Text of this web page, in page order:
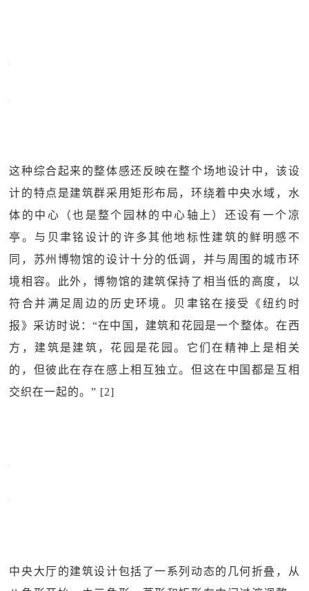
这种综合起来的整体感还反映在整个场地设计中，该设
计的特点是建筑群采用矩形布局，环绕着中央水域，水
体的中心（也是整个园林的中心轴上）还设有一个凉
亭。与贝聿铭设计的许多其他地标性建筑的鲜明感不
同，苏州博物馆的设计十分的低调，并与周围的城市环
境相容。此外，博物馆的建筑保持了相当低的高度，以
符合并满足周边的历史环境。贝聿铭在接受《纽约时
报》采访时说：“在中国，建筑和花园是一个整体。在西
方，建筑是建筑，花园是花园。它们在精神上是相关
的，但彼此在存在感上相互独立。但这在中国都是互相
交织在一起的。” [2]
中央大厅的建筑设计包括了一系列动态的几何折叠，从